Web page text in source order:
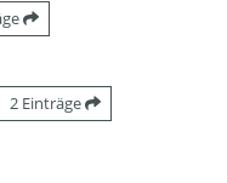
2 Einträge